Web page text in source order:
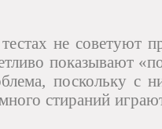
не советуют
показывают
поскольку с
стираний